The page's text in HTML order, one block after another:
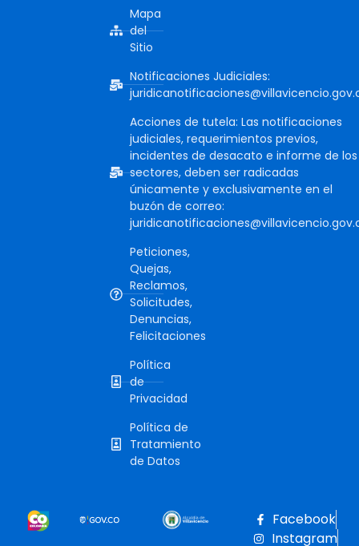
Mapa
del
Sitio
Notificaciones Judiciales:
Acciones de tutela: Las notificaciones
judiciales, requerimientos previos,
incidentes de desacato e informe de los
sectores, deben ser radicadas
únicamente y exclusivamente en el
buzón de correo:
Peticiones,
Quejas,
Reclamos,
Solicitudes,
Denuncias,
Felicitaciones
Política
de
Privacidad
Política de
Tratamiento
de Datos
Facebook
Instagram